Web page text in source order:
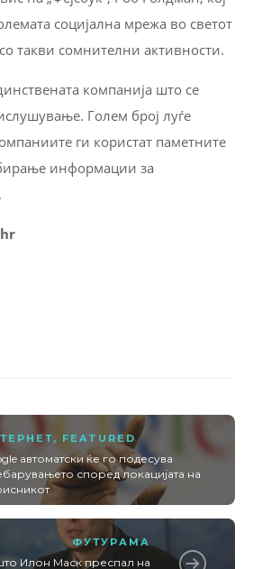
социјална мрежа во светот
такви сомнителни активности.
компанија што се
Голем број луѓе
ги користат паметните
информации за
, FEATURED
автоматски ќе го подесува
според локацијата на
ФУТУРАМА
Илон Маск преспал на